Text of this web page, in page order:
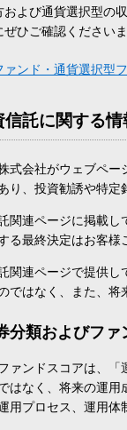
および通貨選択型の
ぜひご確認ください
ァンド・通貨選択型
信託に関する
式会社がウェブペ
り、投資勧誘や特
関連ページに掲載
る最終決定はお客
関連ページで提供
ではなく、また、
分類およびフ
ァンドスコアは、
はなく、将来の運
用プロセス、運用